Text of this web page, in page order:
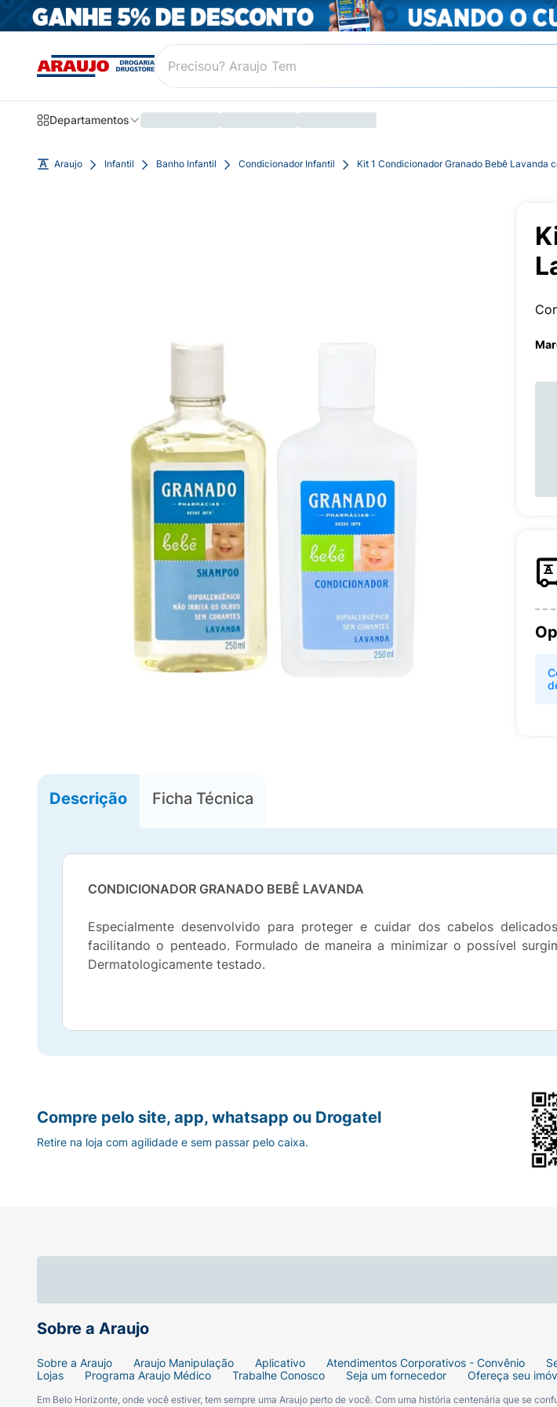
Departamentos
Araujo Infantil Banho Infantil Condicionador Infantil Kit 1 Condicionador Granado Bebê Lavanda
Descrição Ficha Técnica
CONDICIONADOR GRANADO BEBÊ LAVANDA
Especialmente desenvolvido para proteger e cuidar dos cabelos
facilitando o penteado. Formulado de maneira a minimizar o possível
Dermatologicamente testado.
Sobre a Araujo
Sobre a Araujo Araujo Manipulação Aplicativo Atendimentos Corporativos - Convênio
Lojas
Programa Araujo Médico Trabalhe Conosco Seja um fornecedor Ofereça seu
Em Belo Horizonte, onde você estiver, tem sempre uma Araujo perto de você. Com uma história centenária que se
Compre pelo site, app, whatsapp ou Drogatel
Retire na loja com agilidade e sem passar pelo caixa.